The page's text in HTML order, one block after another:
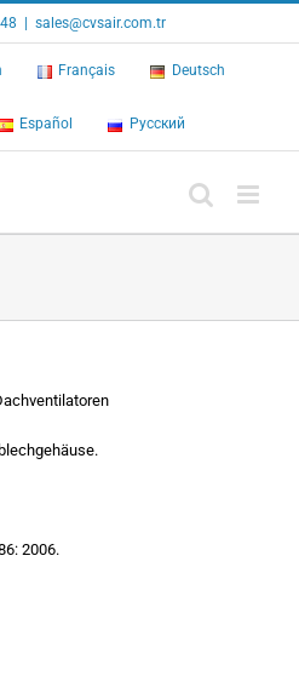
sales@cvsair.com.tr
Français Deutsch
Español Русский
2006.